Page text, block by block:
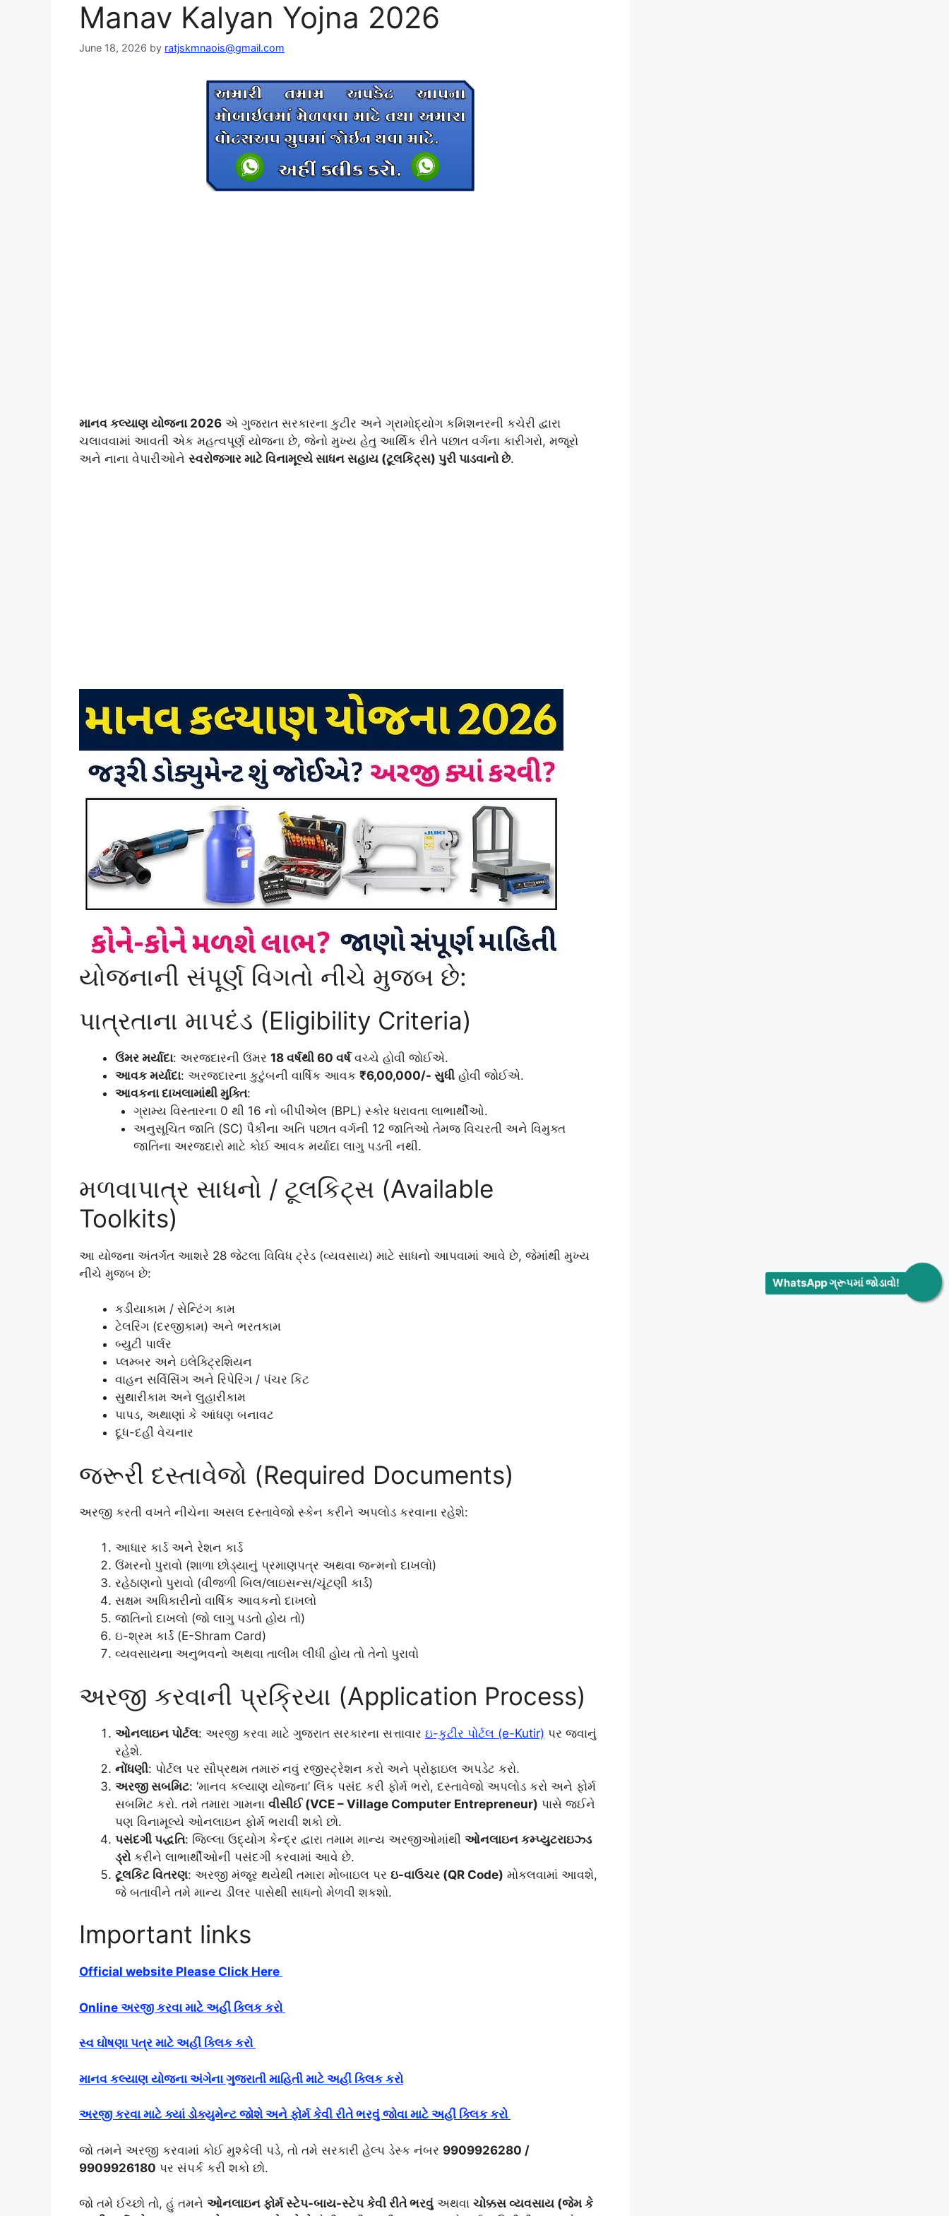
WhatsApp ગ્રૂપમાં જોડાવો!
Manav Kalyan Yojna 2026
June 18, 2026 by ratjskmnaois@gmail.com
માનવ કલ્યાણ યોજના 2026 એ ગુજરાત સરકારના કુટીર અને ગ્રામોદ્યોગ કમિશનરની કચેરી દ્વારા
ચલાવવામાં આવતી એક મહત્વપૂર્ણ યોજના છે, જેનો મુખ્ય હેતુ આર્થિક રીતે પછાત વર્ગના કારીગરો, મજૂરો
અને નાના વેપારીઓને સ્વરોજગાર માટે વિનામૂલ્યે સાધન સહાય (ટૂલકિટ્સ) પુરી પાડવાનો છે.
યોજનાની સંપૂર્ણ વિગતો નીચે મુજબ છે:
પાત્રતાના માપદંડ (Eligibility Criteria)
ઉંમર મર્યાદા: અરજદારની ઉંમર 18 વર્ષથી 60 વર્ષવચ્ચે હોવી જોઈએ.
આવક મર્યાદા: અરજદારના કુટુંબની વાર્ષિક આવક ₹6,00,000/- સુધી હોવી જોઈએ.
આવકના દાખલામાંથી મુક્તિ:
ગ્રામ્ય વિસ્તારના 0 થી 16 નો બીપીએલ (BPL) સ્કોર ધરાવતા લાભાર્થીઓ.
અનુસૂચિત જાતિ (SC) પૈકીના અતિ પછાત વર્ગની 12 જાતિઓ તેમજ વિચરતી અને વિમુક્ત
જાતિના અરજદારો માટે કોઈ આવક મર્યાદા લાગુ પડતી નથી.
મળવાપાત્ર સાધનો / ટૂલકિટ્સ (Available
Toolkits)
આ યોજના અંતર્ગત આશરે 28 જેટલા વિવિધ ટ્રેડ (વ્યવસાય) માટે સાધનો આપવામાં આવે છે, જેમાંથી મુખ્ય
નીચે મુજબ છે:
કડીયાકામ / સેન્ટિંગ કામ
ટેલરિંગ (દરજીકામ) અને ભરતકામ
બ્યુટી પાર્લર
પ્લમ્બર અને ઇલેક્ટ્રિશિયન
વાહન સર્વિસિંગ અને રિપેરિંગ / પંચર કિટ
સુથારીકામ અને લુહારીકામ
પાપડ, અથાણાં કે આંધણ બનાવટ
દૂધ-દહીં વેચનાર
જરૂરી દસ્તાવેજો (Required Documents)
અરજી કરતી વખતે નીચેના અસલ દસ્તાવેજો સ્કેન કરીને અપલોડ કરવાના રહેશે:
આધાર કાર્ડ અને રેશન કાર્ડ
ઉંમરનો પુરાવો (શાળા છોડ્યાનું પ્રમાણપત્ર અથવા જન્મનો દાખલો)
રહેઠાણનો પુરાવો (વીજળી બિલ/લાઇસન્સ/ચૂંટણી કાર્ડ)
સક્ષમ અધિકારીનો વાર્ષિક આવકનો દાખલો
જાતિનો દાખલો (જો લાગુ પડતો હોય તો)
ઇ-શ્રમ કાર્ડ (E-Shram Card)
વ્યવસાયના અનુભવનો અથવા તાલીમ લીધી હોય તો તેનો પુરાવો
અરજી કરવાની પ્રક્રિયા (Application Process)
ઓનલાઇન પોર્ટલ: અરજી કરવા માટે ગુજરાત સરકારના સત્તાવાર ઇ-કુટીર પોર્ટલ (e-Kutir) પર જવાનું
રહેશે.
નોંધણી: પોર્ટલ પર સૌપ્રથમ તમારું નવું રજીસ્ટ્રેશન કરો અને પ્રોફાઇલ અપડેટ કરો.
અરજી સબમિટ: ‘માનવ કલ્યાણ યોજના’ લિંક પસંદ કરી ફોર્મ ભરો, દસ્તાવેજો અપલોડ કરો અને ફોર્મ
સબમિટ કરો. તમે તમારા ગામના વીસીઈ (VCE – Village Computer Entrepreneur) પાસે જઈને
પણ વિનામૂલ્યે ઓનલાઇન ફોર્મ ભરાવી શકો છો.
પસંદગી પદ્ધતિ: જિલ્લા ઉદ્યોગ કેન્દ્ર દ્વારા તમામ માન્ય અરજીઓમાંથી ઓનલાઇન કમ્પ્યુટરાઇઝ્ડ
ડ્રોકરીને લાભાર્થીઓની પસંદગી કરવામાં આવે છે.
ટૂલકિટ વિતરણ: અરજી મંજૂર થયેથી તમારા મોબાઇલ પર ઇ-વાઉચર (QR Code) મોકલવામાં આવશે,
જે બતાવીને તમે માન્ય ડીલર પાસેથી સાધનો મેળવી શકશો.
Important links
Official website Please Click Here
Online અરજી કરવા માટે અહીં ક્લિક કરો
સ્વ ઘોષણા પત્ર માટે અહીં ક્લિક કરો
માનવ કલ્યાણ યોજના અંગેના ગુજરાતી માહિતી માટે અહીં ક્લિક કરો
અરજી કરવા માટે ક્યાં ડોક્યુમેન્ટ જોશે અને ફોર્મ કેવી રીતે ભરવું જોવા માટે અહીં ક્લિક કરો
જો તમને અરજી કરવામાં કોઈ મુશ્કેલી પડે, તો તમે સરકારી હેલ્પ ડેસ્ક નંબર 9909926280 /
9909926180 પર સંપર્ક કરી શકો છો.
જો તમે ઈચ્છો તો, હું તમને ઓનલાઇન ફોર્મ સ્ટેપ-બાય-સ્ટેપ કેવી રીતે ભરવું અથવા ચોક્કસ વ્યવસાય (જેમ કે